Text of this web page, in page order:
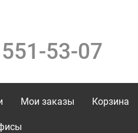
53-07
Мои заказы Корзина